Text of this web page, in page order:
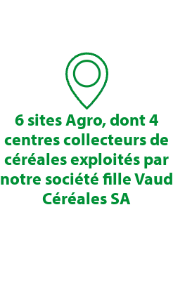
6 sites Agro, dont 4
centres collecteurs de
céréales exploités par
notre société fille Vaud
Céréales SA